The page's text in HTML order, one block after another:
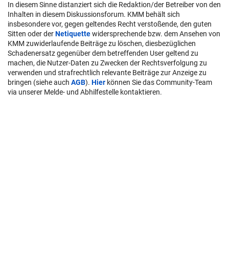
In diesem Sinne distanziert sich die Redaktion/der Betreiber von den
Inhalten in diesem Diskussionsforum. KMM behält sich
insbesondere vor, gegen geltendes Recht verstoßende, den guten
Sitten oder derNetiquettewidersprechende bzw. dem Ansehen von
KMM zuwiderlaufende Beiträge zu löschen, diesbezüglichen
Schadenersatz gegenüber dem betreffenden User geltend zu
machen, die Nutzer-Daten zu Zwecken der Rechtsverfolgung zu
verwenden und strafrechtlich relevante Beiträge zur Anzeige zu
bringen (siehe auch AGB). Hier können Sie das Community-Team
via unserer Melde- und Abhilfestelle kontaktieren.